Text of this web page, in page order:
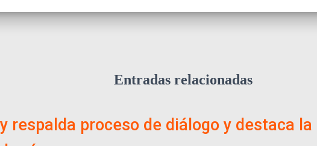
Entradas relacionadas
respalda proceso de diálogo y destaca